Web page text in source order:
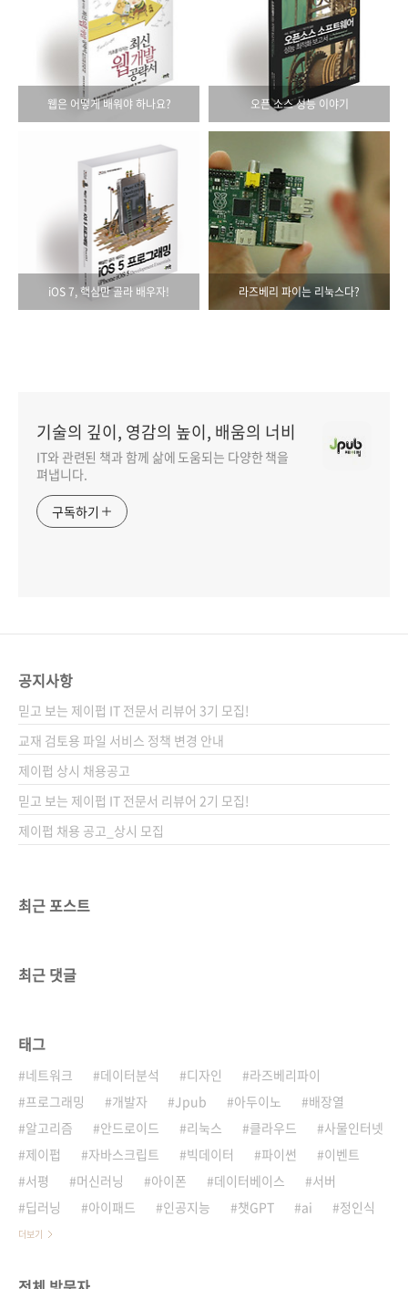
웹은 어떻게 배워야 하나요? 오픈 소스 성능 이야기
iOS 7, 핵심만 골라 배우자! 라즈베리 파이는 리눅스다?
기술의 깊이, 영감의 높이, 배움의 너비
IT와 관련된 책과 함께 삶에 도움되는 다양한 책을
펴냅니다.
구독하기
공지사항
믿고 보는 제이펍 IT 전문서 리뷰어 3기 모집!
교재 검토용 파일 서비스 정책 변경 안내
제이펍 상시 채용공고
믿고 보는 제이펍 IT 전문서 리뷰어 2기 모집!
제이펍 채용 공고_상시 모집
최근 포스트
최근 댓글
태그
네트워크 데이터분석 디자인
라즈베리파이
프로그래밍
개발자 Jpub 아두이노
배장열
알고리즘
안드로이드 리눅스 클라우드
사물인터넷
제이펍
자바스크립트 빅데이터 파이썬
이벤트
서평
머신러닝 아이폰 데이터베이스
서버
딥러닝
아이패드 인공지능 챗GPT ai 정인식
더보기